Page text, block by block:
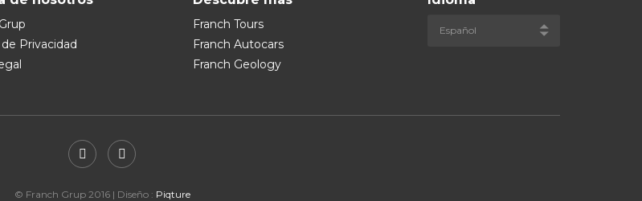
Privacidad
Franch Tours
Franch Autocars
Franch Geology
© Franch Grup 2016 | Diseño : Piqture